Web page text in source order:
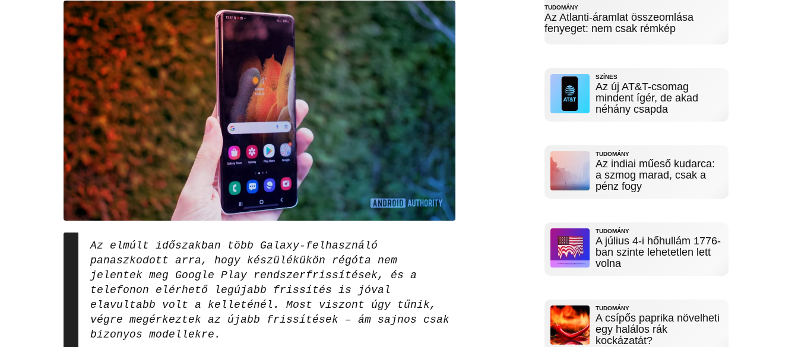
Az elmúlt időszakban több Galaxy-felhasználó
panaszkodott arra, hogy készülékükön régóta nem
jelentek meg Google Play rendszerfrissítések, és a
telefonon elérhető legújabb frissítés is jóval
elavultabb volt a kelleténél. Most viszont úgy tűnik,
végre megérkeztek az újabb frissítések – ám sajnos csak
bizonyos modellekre.
TUDOMÁNY
Az Atlanti-áramlat összeomlása
fenyeget: nem csak rémkép
SZÍNES
Az új AT&T-csomag
mindent ígér, de akad
néhány csapda
TUDOMÁNY
Az indiai műeső kudarca:
a szmog marad, csak a
pénz fogy
TUDOMÁNY
A július 4-i hőhullám 1776-
ban szinte lehetetlen lett
volna
TUDOMÁNY
A csípős paprika növelheti
egy halálos rák
kockázatát?